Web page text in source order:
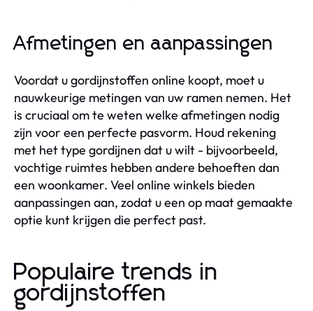
Afmetingen en aanpassingen
Voordat u gordijnstoffen online koopt, moet u
nauwkeurige metingen van uw ramen nemen. Het
is cruciaal om te weten welke afmetingen nodig
zijn voor een perfecte pasvorm. Houd rekening
met het type gordijnen dat u wilt - bijvoorbeeld,
vochtige ruimtes hebben andere behoeften dan
een woonkamer. Veel online winkels bieden
aanpassingen aan, zodat u een op maat gemaakte
optie kunt krijgen die perfect past.
Populaire trends in
gordijnstoffen